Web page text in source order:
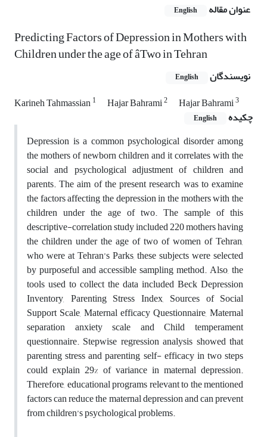
عنوان مقاله English
Predicting Factors of Depression in Mothers with
Children under the age of âTwo in Tehran
نویسندگان English
Karineh Tahmassian1 Hajar Bahrami2 Hajar Bahrami3
چکیده English
Depression is a common psychological disorder among
the mothers of newborn children and it correlates with the
social and psychological adjustment of children and
parents. The aim of the present research was to examine
the factors affecting the depression in the mothers with the
children under the age of two. The sample of this
descriptive-correlation study included 220 mothers having
the children under the age of two of women of Tehran,
who were at Tehran’s Parks, these subjects were selected
by purposeful and accessible sampling method. Also, the
tools used to collect the data included Beck Depression
Inventory, Parenting Stress Index, Sources of Social
Support Scale, Maternal efficacy Questionnaire, Maternal
separation anxiety scale and Child temperament
questionnaire. Stepwise regression analysis showed that
parenting stress and parenting self- efficacy in two steps
could explain 29% of variance in maternal depression.
Therefore, educational programs relevant to the mentioned
factors can reduce the maternal depression and can prevent
from children’s psychological problems.